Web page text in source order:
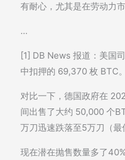
有耐心，尤其是在劳动力
…
[1] DB News 报道：美国
中扣押的 69,370 枚 BTC。
对比一下，德国政府在
间出售了大约 50,000 个
万刀迅速跌落至5万刀（最
现在潜在抛售数量多了